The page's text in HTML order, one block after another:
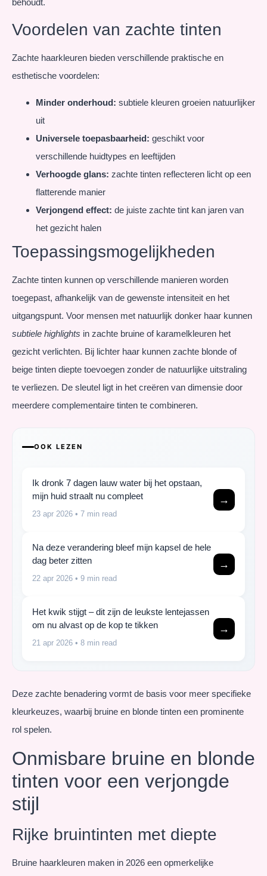
Voordelen van zachte tinten
Zachte haarkleuren bieden verschillende praktische en
esthetische voordelen:
Minder onderhoud: subtiele kleuren groeien natuurlijker
uit
Universele toepasbaarheid: geschikt voor
verschillende huidtypes en leeftijden
Verhoogde glans: zachte tinten reflecteren licht op een
flatterende manier
Verjongend effect: de juiste zachte tint kan jaren van
het gezicht halen
Toepassingsmogelijkheden
Zachte tinten kunnen op verschillende manieren worden
toegepast, afhankelijk van de gewenste intensiteit en het
uitgangspunt. Voor mensen met natuurlijk donker haar kunnen
subtiele highlights in zachte bruine of karamelkleuren het
gezicht verlichten. Bij lichter haar kunnen zachte blonde of
beige tinten diepte toevoegen zonder de natuurlijke uitstraling
te verliezen. De sleutel ligt in het creëren van dimensie door
meerdere complementaire tinten te combineren.
OOK LEZEN
Ik dronk 7 dagen lauw water bij het opstaan,
mijn huid straalt nu compleet
23 apr 2026 • 7 min read
→
Na deze verandering bleef mijn kapsel de hele
dag beter zitten
22 apr 2026 • 9 min read
→
Het kwik stijgt – dit zijn de leukste lentejassen
om nu alvast op de kop te tikken
21 apr 2026 • 8 min read
→
Deze zachte benadering vormt de basis voor meer specifieke
kleurkeuzes, waarbij bruine en blonde tinten een prominente
rol spelen.
Onmisbare bruine en blonde
tinten voor een verjongde
stijl
Rijke bruintinten met diepte
Bruine haarkleuren maken in 2026 een opmerkelijke